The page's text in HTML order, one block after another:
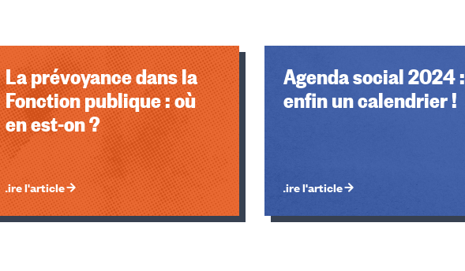
La prévoyance dans la
Fonction publique : où
en est-on ?
Lire l'article
Agenda social 2024 :
enfin un calendrier !
Lire l'article